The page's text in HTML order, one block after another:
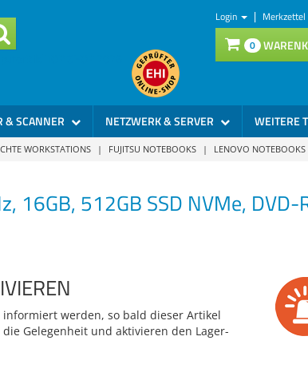
Login | Merkzettel
0
& SCANNER NETZWERK & SERVER WEITERE
WORKSTATIONS | FUJITSU NOTEBOOKS | LENOVO NOTEBOOKS
16GB, 512GB SSD NVMe, DVD-
werden, so bald dieser Artikel
Gelegenheit und aktivieren den Lager-